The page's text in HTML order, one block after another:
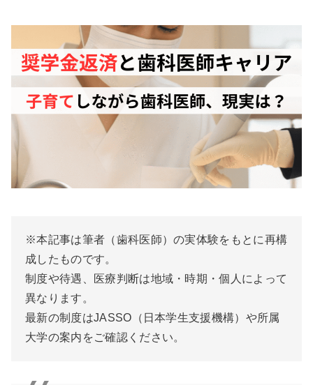
※本記事は筆者（歯科医師）の実体験をもとに再構
成したものです。
制度や待遇、医療判断は地域・時期・個人によって
異なります。
最新の制度はJASSO（日本学生支援機構）や所属
大学の案内をご確認ください。